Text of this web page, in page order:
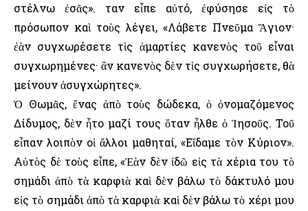
στέλνω ἐσᾶς». Ὅταν εἶπε αὐτό, ἐφύσησε εἰς τὸ
πρόσωπον καὶ τοὺς λέγει, «Λάβετε Πνεῦμα Ἅγιον·
ἐὰν συγχωρέσετε τὶς ἁμαρτίες κανενὸς τοῦ εἶναι
συγχωρημένες· ἂν κανενὸς δὲν τὶς συγχωρήσετε, θὰ
μείνουν ἀσυγχώρητες».
Ὁ Θωμᾶς, ἕνας ἀπὸ τοὺς δώδεκα, ὁ ὀνομαζόμενος
Δίδυμος, δὲν ἦτο μαζί τους ὅταν ἦλθε ὁ Ἰησοῦς. Τοῦ
εἶπαν λοιπὸν οἱ ἄλλοι μαθηταί, «Εἴδαμε τὸν Κύριον».
Αὐτὸς δὲ τοὺς εἶπε, «Ἐὰν δὲν ἰδῶ εἰς τὰ χέρια του τὸ
σημάδι ἀπὸ τὰ καρφιὰ καὶ δὲν βάλω τὸ δάκτυλό μου
εἰς τὸ σημάδι ἀπὸ τὰ καρφιὰ καὶ δὲν βάλω τὸ χέρι μου